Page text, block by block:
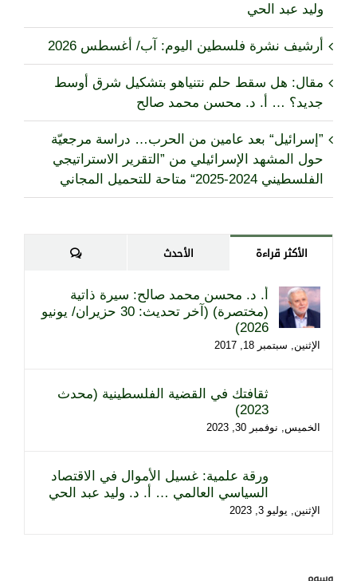
وليد عبد الحي
أرشيف نشرة فلسطين اليوم: آب/ أغسطس 2026
مقال: هل سقط حلم نتنياهو بتشكيل شرق أوسط
جديد؟ … أ. د. محسن محمد صالح
”إسرائيل“ بعد عامين من الحرب… دراسة مرجعيّة
حول المشهد الإسرائيلي من ”التقرير الاستراتيجي
الفلسطيني 2024-2025“ متاحة للتحميل المجاني
الأكثر قراءة الأحدث تعليقات
أ. د. محسن محمد صالح: سيرة ذاتية
(مختصرة) (آخر تحديث: 30 حزيران/ يونيو
2026)
الإثنين, سبتمبر 18, 2017
ثقافتك في القضية الفلسطينية (محدث
2023)
الخميس, نوفمبر 30, 2023
ورقة علمية: غسيل الأموال في الاقتصاد
السياسي العالمي … أ. د. وليد عبد الحي
الإثنين, يوليو 3, 2023